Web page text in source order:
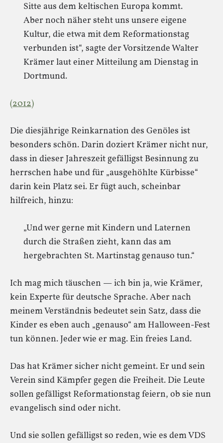
Sitte aus dem keltischen Europa kommt.
Aber noch näher steht uns unsere eigene
Kultur, die etwa mit dem Reformationstag
verbunden ist“, sagte der Vorsitzende Walter
Krämer laut einer Mitteilung am Dienstag in
Dortmund.
(2012)
Die diesjährige Reinkarnation des Genöles ist
besonders schön. Darin doziert Krämer nicht nur,
dass in dieser Jahreszeit gefälligst Besinnung zu
herrschen habe und für „ausgehöhlte Kürbisse“
darin kein Platz sei. Er fügt auch, scheinbar
hilfreich, hinzu:
„Und wer gerne mit Kindern und Laternen
durch die Straßen zieht, kann das am
hergebrachten St. Martinstag genauso tun.“
Ich mag mich täuschen — ich bin ja, wie Krämer,
kein Experte für deutsche Sprache. Aber nach
meinem Verständnis bedeutet sein Satz, dass die
Kinder es eben auch „genauso“ am Halloween-Fest
tun können. Jeder wie er mag. Ein freies Land.
Das hat Krämer sicher nicht gemeint. Er und sein
Verein sind Kämpfer gegen die Freiheit. Die Leute
sollen gefälligst Reformationstag feiern, ob sie nun
evangelisch sind oder nicht.
Und sie sollen gefälligst so reden, wie es dem VDS